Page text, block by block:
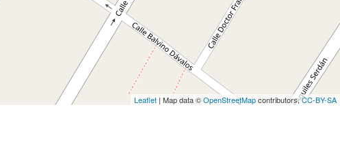
Leaflet | Map data ©OpenStreetMapcontributors,CC-BY-SA